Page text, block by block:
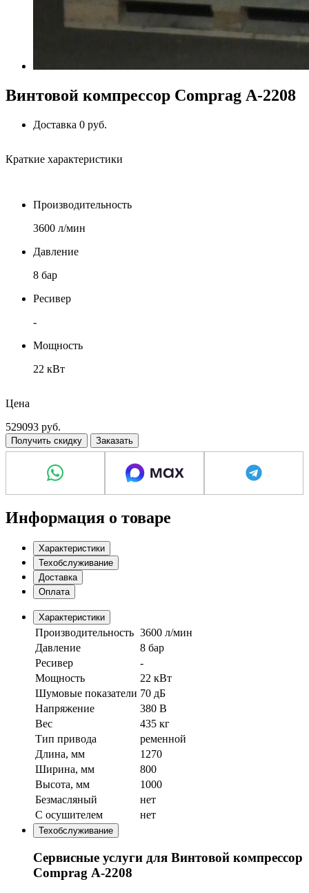
Винтовой компрессор Comprag А-2208
Доставка 0 руб.
Краткие характеристики
Производительность
3600 л/мин
Давление
8 бар
Ресивер
-
Мощность
22 кВт
Цена
529093 руб.
Получить скидку Заказать
Информация о товаре
Характеристики
Техобслуживание
Доставка
Оплата
Характеристики
Производительность 3600 л/мин
Давление
8 бар
Ресивер
-
Мощность
22 кВт
Шумовые показатели 70 дБ
Напряжение
380 В
Вес
435 кг
Тип привода
ременной
Длина, мм
1270
Ширина, мм
800
Высота, мм
1000
Безмасляный
нет
С осушителем
нет
Техобслуживание
Сервисные услуги для Винтовой компрессор
Comprag А-2208